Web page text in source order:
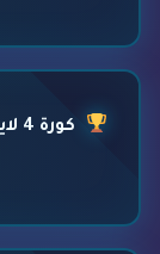
كورة 4 لايف | Koora 4 Live - مجاني لكل المباريات